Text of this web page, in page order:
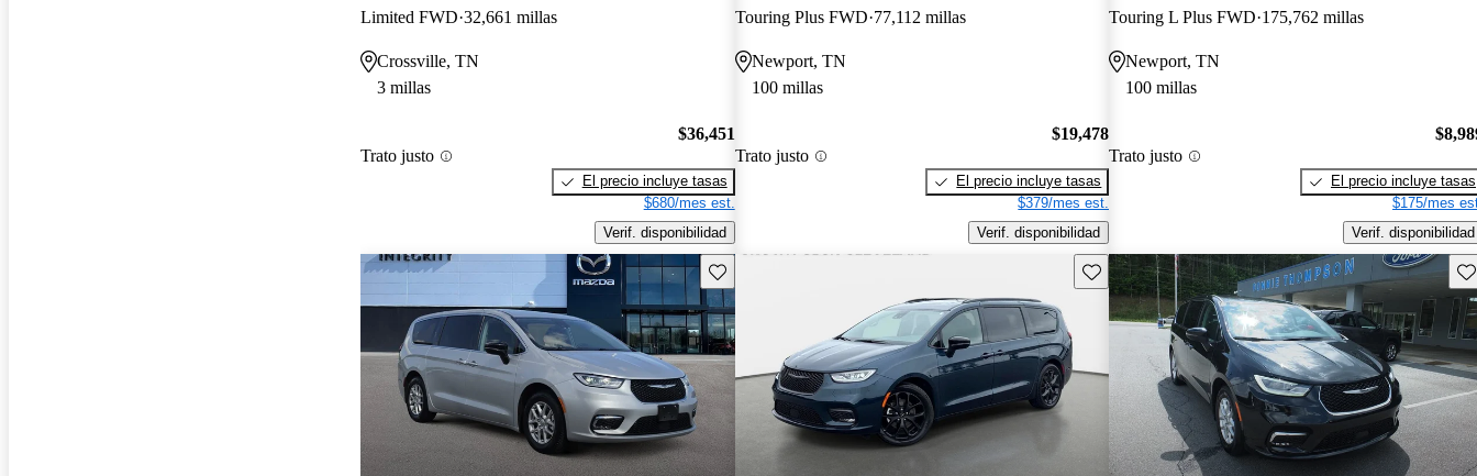
Limited FWD 32,661 millas
Crossville, TN
3 millas
Trato justo
$36,451
El precio incluye tasas
$680/mes est.
Verif. disponibilidad
Touring Plus FWD 77,112 millas
Newport, TN
100 millas
Trato justo
$19,478
El precio incluye tasas
$379/mes est.
Verif. disponibilidad
Touring L Plus FWD 175,762 millas
Newport, TN
100 millas
Trato justo
El precio incluye tasas
$175/mes
Verif. disponibilidad
Guarda este Aviso Guarda este Aviso